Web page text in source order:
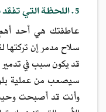
5. اللحظة التي تفقد فيها أعصابك، أنت تخسر!
عاطفتك هي أحد
سلاح مدمر إن
قد يكون سبب في تدمير
سيصعب من عملية
وأنت قد أصبحت